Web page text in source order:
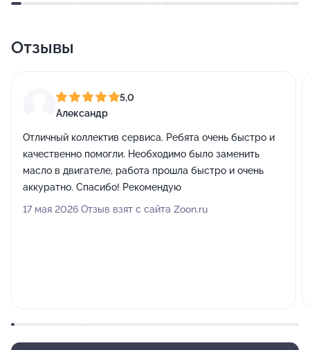
Отзывы
5,0
Александр
Отличный коллектив сервиса. Ребята очень быстро и
качественно помогли. Необходимо было заменить
масло в двигателе, работа прошла быстро и очень
аккуратно. Спасибо! Рекомендую
17 мая 2026 Отзыв взят с сайта Zoon.ru